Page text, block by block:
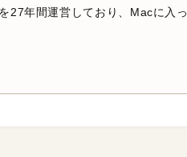
27年間運営しており、Macに入っ